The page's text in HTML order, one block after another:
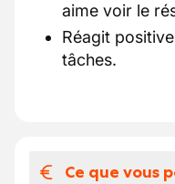
aime voir le
Réagit
tâches.
Ce que vous